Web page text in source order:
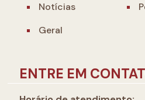
Notícias
Geral
ENTRE EM